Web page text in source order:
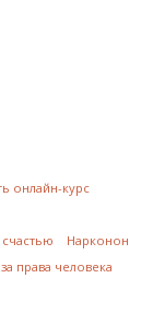
онлайн-курс
Нарконон
права человека